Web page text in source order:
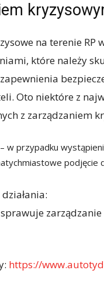
na terenie RP
które należy
Oto niektóre z
z zarządzaniem
w przypadku
podjęcie
zarządzanie
https://